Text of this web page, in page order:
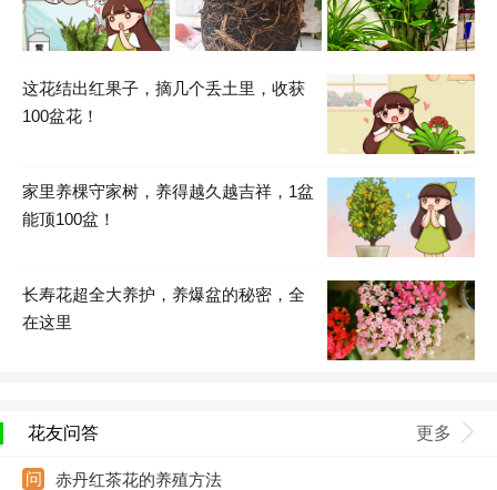
这花结出红果子，摘几个丢土里，收获
100盆花！
家里养棵守家树，养得越久越吉祥，1盆
能顶100盆！
长寿花超全大养护，养爆盆的秘密，全
在这里
花友问答 更多
赤丹红茶花的养殖方法